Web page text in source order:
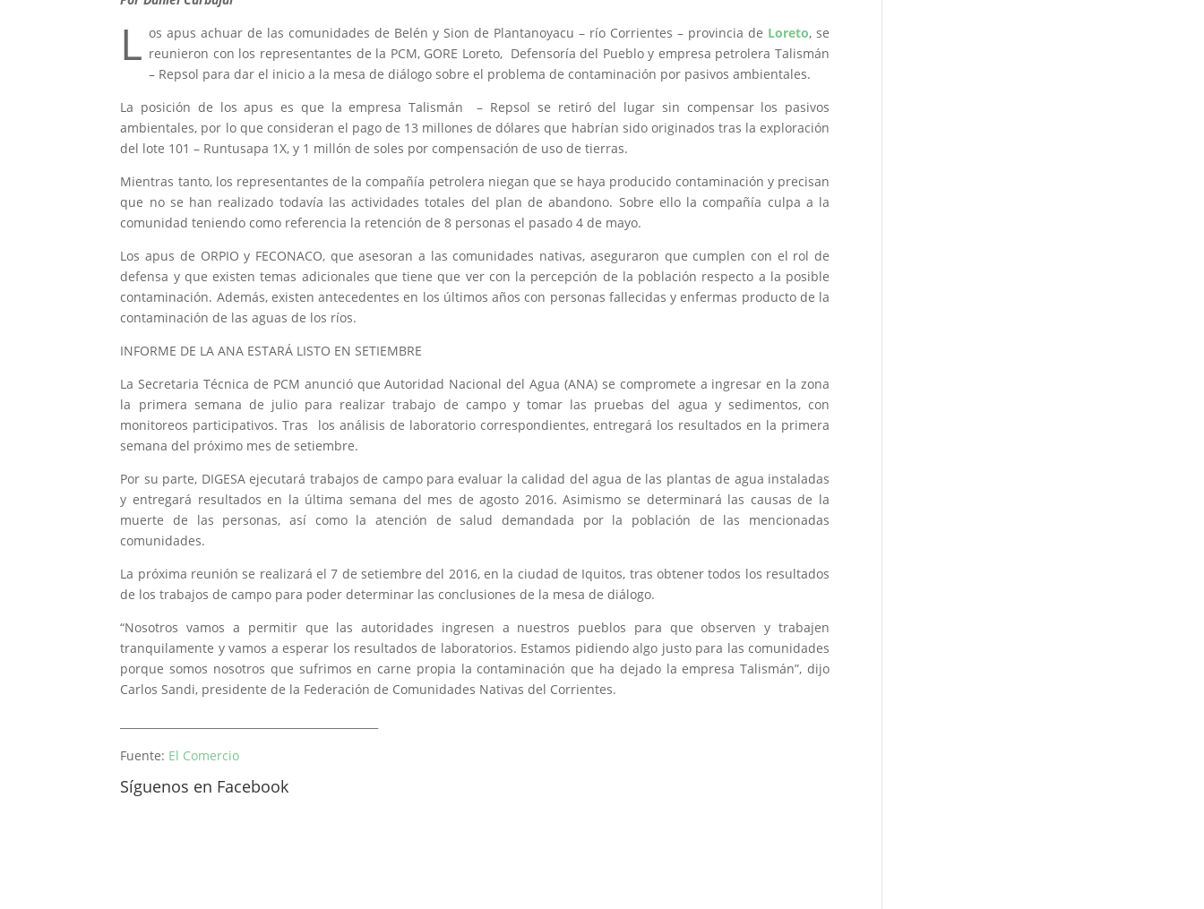
L os apus achuar de las comunidades de Belén y Sion de Plantanoyacu – río Corrientes – provincia de Loreto, se
reunieron con los representantes de la PCM, GORE Loreto, Defensoría del Pueblo y empresa petrolera Talismán
– Repsol para dar el inicio a la mesa de diálogo sobre el problema de contaminación por pasivos ambientales.
La posición de los apus es que la empresa Talismán – Repsol se retiró del lugar sin compensar los pasivos
ambientales, por lo que consideran el pago de 13 millones de dólares que habrían sido originados tras la exploración
del lote 101 – Runtusapa 1X, y 1 millón de soles por compensación de uso de tierras.
Mientras tanto, los representantes de la compañía petrolera niegan que se haya producido contaminación y precisan
que no se han realizado todavía las actividades totales del plan de abandono. Sobre ello la compañía culpa a la
comunidad teniendo como referencia la retención de 8 personas el pasado 4 de mayo.
Los apus de ORPIO y FECONACO, que asesoran a las comunidades nativas, aseguraron que cumplen con el rol de
defensa y que existen temas adicionales que tiene que ver con la percepción de la población respecto a la posible
contaminación. Además, existen antecedentes en los últimos años con personas fallecidas y enfermas producto de la
contaminación de las aguas de los ríos.
INFORME DE LA ANA ESTARÁ LISTO EN SETIEMBRE
La Secretaria Técnica de PCM anunció que Autoridad Nacional del Agua (ANA) se compromete a ingresar en la zona
la primera semana de julio para realizar trabajo de campo y tomar las pruebas del agua y sedimentos, con
monitoreos participativos. Tras los análisis de laboratorio correspondientes, entregará los resultados en la primera
semana del próximo mes de setiembre.
Por su parte, DIGESA ejecutará trabajos de campo para evaluar la calidad del agua de las plantas de agua instaladas
y entregará resultados en la última semana del mes de agosto 2016. Asimismo se determinará las causas de la
muerte de las personas, así como la atención de salud demandada por la población de las mencionadas
comunidades.
La próxima reunión se realizará el 7 de setiembre del 2016, en la ciudad de Iquitos, tras obtener todos los resultados
de los trabajos de campo para poder determinar las conclusiones de la mesa de diálogo.
“Nosotros vamos a permitir que las autoridades ingresen a nuestros pueblos para que observen y trabajen
tranquilamente y vamos a esperar los resultados de laboratorios. Estamos pidiendo algo justo para las comunidades
porque somos nosotros que sufrimos en carne propia la contaminación que ha dejado la empresa Talismán”, dijo
Carlos Sandi, presidente de la Federación de Comunidades Nativas del Corrientes.
Fuente: El Comercio
Síguenos en Facebook